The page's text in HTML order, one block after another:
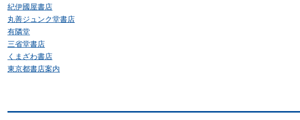
紀伊國屋書店
丸善ジュンク堂書店
有隣堂
三省堂書店
くまざわ書店
東京都書店案内